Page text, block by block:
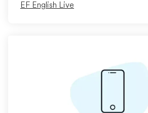
EF English Live